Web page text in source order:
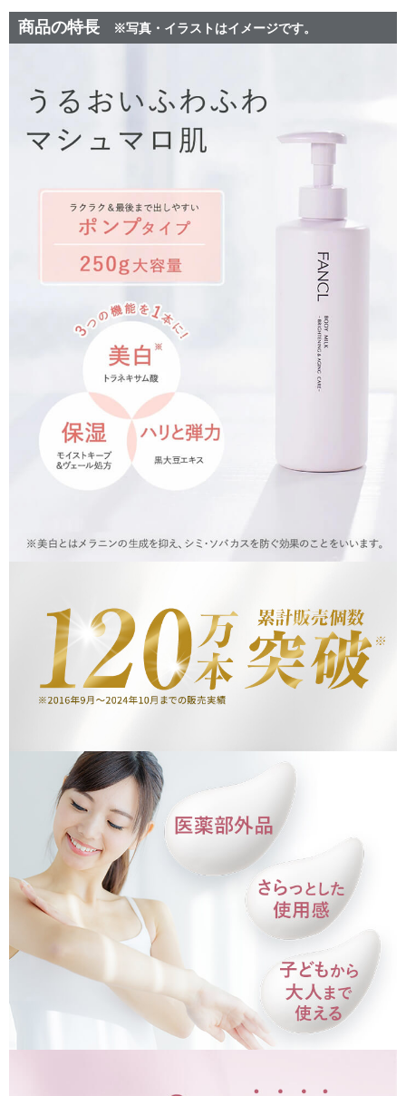
商品の特長 ※写真・イラストはイメージです。